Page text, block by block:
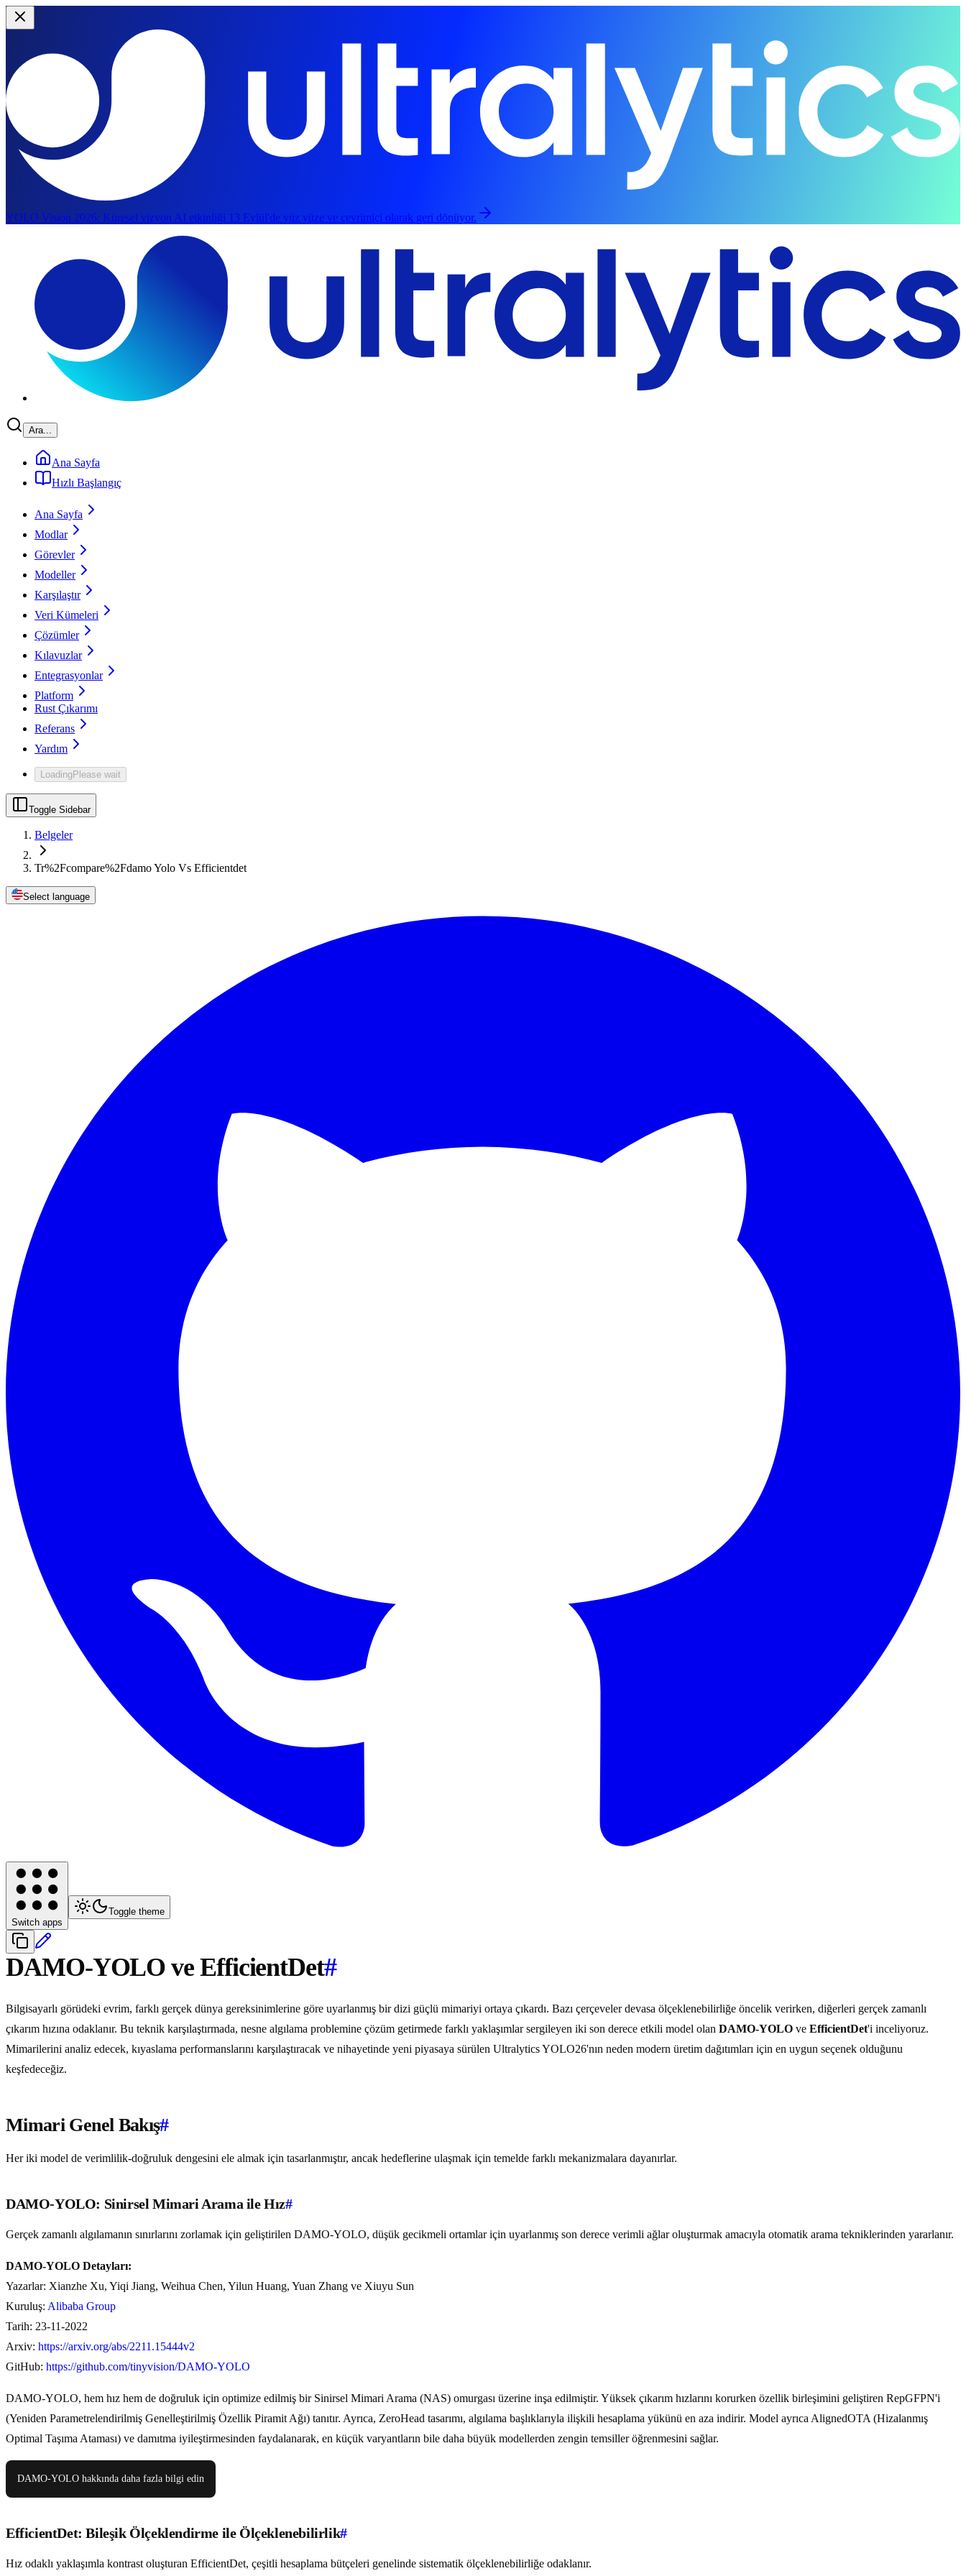
YOLO Vision 2026: Küresel vizyon AI etkinliği 13 Eylül'de yüz yüze ve çevrimiçi olarak geri dönüyor.
Ara...
Ana Sayfa
Hızlı Başlangıç
Ana Sayfa
Modlar
Görevler
Modeller
Karşılaştır
Veri Kümeleri
Çözümler
Kılavuzlar
Entegrasyonlar
Platform
Rust Çıkarımı
Referans
Yardım
LoadingPlease wait
Toggle Sidebar
Belgeler
Tr%2Fcompare%2Fdamo Yolo Vs Efficientdet
Select language
Switch apps
Toggle theme
DAMO-YOLO ve EfficientDet#
Bilgisayarlı görüdeki evrim, farklı gerçek dünya gereksinimlerine göre uyarlanmış bir dizi güçlü mimariyi ortaya çıkardı. Bazı çerçeveler devasa ölçeklenebilirliğe öncelik verirken, diğerleri gerçek zamanlı
çıkarım hızına odaklanır. Bu teknik karşılaştırmada, nesne algılama problemine çözüm getirmede farklı yaklaşımlar sergileyen iki son derece etkili model olan DAMO-YOLO ve EfficientDet'i inceliyoruz.
Mimarilerini analiz edecek, kıyaslama performanslarını karşılaştıracak ve nihayetinde yeni piyasaya sürülen Ultralytics YOLO26'nın neden modern üretim dağıtımları için en uygun seçenek olduğunu
keşfedeceğiz.
Mimari Genel Bakış#
Her iki model de verimlilik-doğruluk dengesini ele almak için tasarlanmıştır, ancak hedeflerine ulaşmak için temelde farklı mekanizmalara dayanırlar.
DAMO-YOLO: Sinirsel Mimari Arama ile Hız#
Gerçek zamanlı algılamanın sınırlarını zorlamak için geliştirilen DAMO-YOLO, düşük gecikmeli ortamlar için uyarlanmış son derece verimli ağlar oluşturmak amacıyla otomatik arama tekniklerinden yararlanır.
DAMO-YOLO Detayları:
Yazarlar: Xianzhe Xu, Yiqi Jiang, Weihua Chen, Yilun Huang, Yuan Zhang ve Xiuyu Sun
Kuruluş: Alibaba Group
Tarih: 23-11-2022
Arxiv: https://arxiv.org/abs/2211.15444v2
GitHub: https://github.com/tinyvision/DAMO-YOLO
DAMO-YOLO, hem hız hem de doğruluk için optimize edilmiş bir Sinirsel Mimari Arama (NAS) omurgası üzerine inşa edilmiştir. Yüksek çıkarım hızlarını korurken özellik birleşimini geliştiren RepGFPN'i
(Yeniden Parametrelendirilmiş Genelleştirilmiş Özellik Piramit Ağı) tanıtır. Ayrıca, ZeroHead tasarımı, algılama başlıklarıyla ilişkili hesaplama yükünü en aza indirir. Model ayrıca AlignedOTA (Hizalanmış
Optimal Taşıma Ataması) ve damıtma iyileştirmesinden faydalanarak, en küçük varyantların bile daha büyük modellerden zengin temsiller öğrenmesini sağlar.
DAMO-YOLO hakkında daha fazla bilgi edin
EfficientDet: Bileşik Ölçeklendirme ile Ölçeklenebilirlik#
Hız odaklı yaklaşımla kontrast oluşturan EfficientDet, çeşitli hesaplama bütçeleri genelinde sistematik ölçeklenebilirliğe odaklanır.